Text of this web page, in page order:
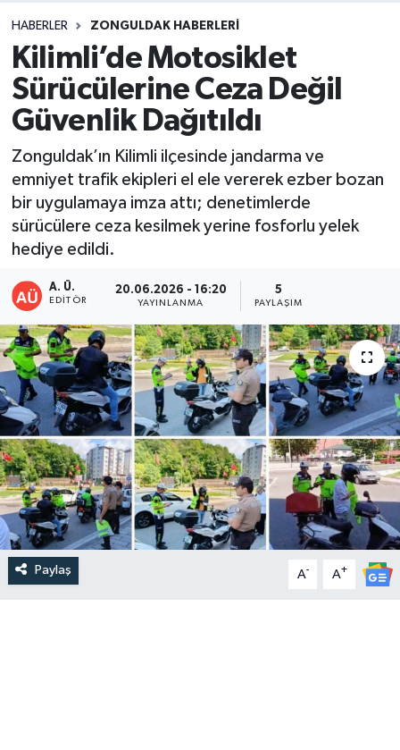
HABERLER ZONGULDAK HABERLERI
Kilimli’de Motosiklet
Sürücülerine Ceza Değil
Güvenlik Dağıtıldı
Zonguldak’ın Kilimli ilçesinde jandarma ve
emniyet trafik ekipleri el ele vererek ezber bozan
bir uygulamaya imza attı; denetimlerde
sürücülere ceza kesilmek yerine fosforlu yelek
hediye edildi.
A. Ü.
EDITÖR
20.06.2026 - 16:20
YAYINLANMA
5
PAYLAŞIM
Paylaş A- A+
DEVREK
DÜZCE
EREĞLİ
GÖKÇEBEY
KARABÜK
KASTAMONU